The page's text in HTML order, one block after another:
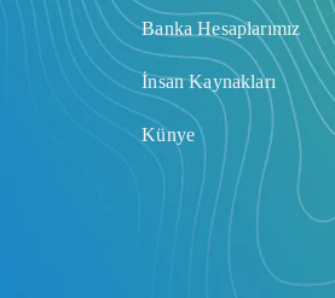
Banka Hesaplarımız
İnsan Kaynakları
Künye